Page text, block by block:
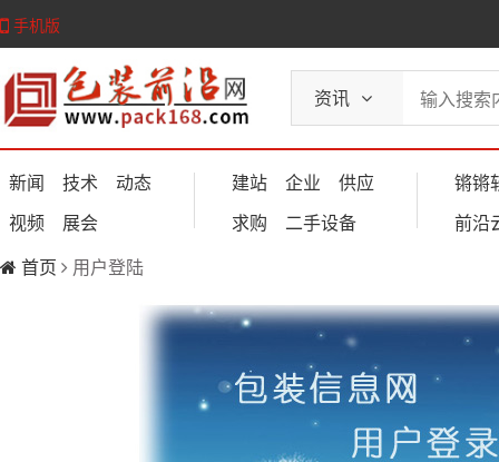
手机版
资讯
新闻 技术
动态
视频
展会
建站 企业
供应
求购
二手设备
锵锵
前沿
首页
用户登陆